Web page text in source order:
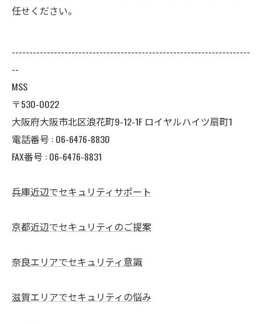
任せください。
--------------------------------------------------------------------
--
MSS
〒530-0022
大阪府大阪市北区浪花町9-12-1F ロイヤルハイツ扇町1
電話番号 : 06-6476-8830
FAX番号 : 06-6476-8831
兵庫近辺でセキュリティサポート
京都近辺でセキュリティのご提案
奈良エリアでセキュリティ意識
滋賀エリアでセキュリティの悩み